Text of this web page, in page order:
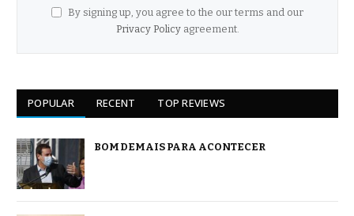
By signing up, you agree to the our terms and our
Privacy Policyagreement.
POPULAR RECENT TOP REVIEWS
BOM DEMAIS PARA ACONTECER